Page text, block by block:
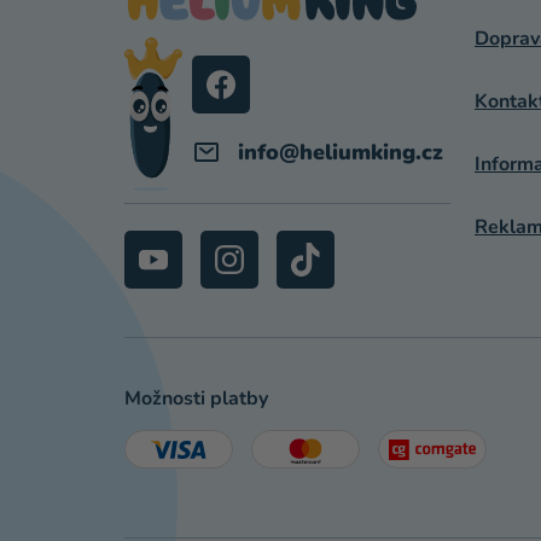
info@heliumking.cz
Možnosti platby